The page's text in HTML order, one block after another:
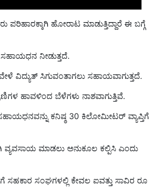
ಹೋರಾಟ ಮಾಡುತ್ತಿದ್ದಾರೆ ಈ ಬಗ್ಗೆ
ವಿದ್ಯುತ್ ಸಿಗುವಂತಾಗಲು ಸಹಾಯವಾಗುತ್ತದೆ.
ಹಾವಳಿಂದ ಬೆಳೆಗಳು ನಾಶವಾಗುತ್ತಿವೆ.
ಕನಿಷ್ಠ 30 ಕಿಲೋಮೀಟರ್ ವ್ಯಾಪ್ತಿಗೆ
ವ್ಯವಸಾಯ ಮಾಡಲು ಅನುಕೂಲ ಕಲ್ಪಿಸಿ ಎಂದು
ಸಂಘಗಳಲ್ಲಿ ಕೇವಲ ಐವತ್ತು ಸಾವಿರ ರೂ